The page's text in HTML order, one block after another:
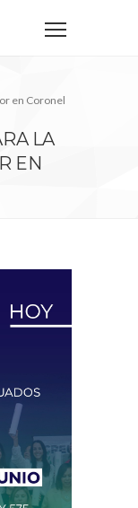
en Coronel
LA
EN